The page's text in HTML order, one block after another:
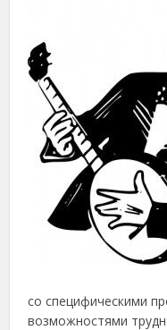
со специфическими
возможностями